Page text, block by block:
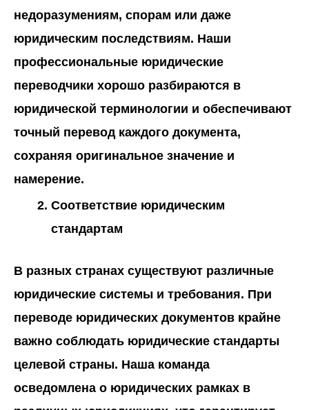
недоразумениям, спорам или даже
юридическим последствиям. Наши
профессиональные юридические
переводчики хорошо разбираются в
юридической терминологии и обеспечивают
точный перевод каждого документа,
сохраняя оригинальное значение и
намерение.
Соответствие юридическим
стандартам
В разных странах существуют различные
юридические системы и требования. При
переводе юридических документов крайне
важно соблюдать юридические стандарты
целевой страны. Наша команда
осведомлена о юридических рамках в